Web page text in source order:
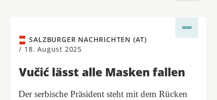
SALZBURGER NACHRICHTEN (AT)
/ 18. August 2025
Vučić lässt alle Masken fallen
Der serbische Präsident steht mit dem Rücken